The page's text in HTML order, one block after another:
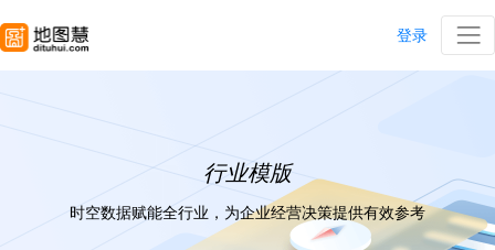
登录
行业模版
时空数据赋能全行业，为企业经营决策提供有效参考